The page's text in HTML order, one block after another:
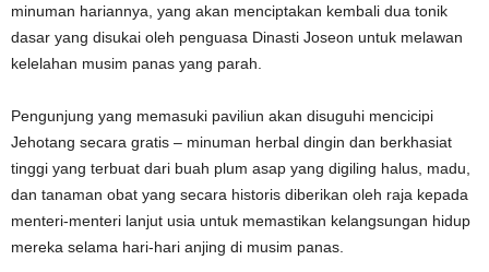
minuman hariannya, yang akan menciptakan kembali dua tonik
dasar yang disukai oleh penguasa Dinasti Joseon untuk melawan
kelelahan musim panas yang parah.
Pengunjung yang memasuki paviliun akan disuguhi mencicipi
Jehotang secara gratis – minuman herbal dingin dan berkhasiat
tinggi yang terbuat dari buah plum asap yang digiling halus, madu,
dan tanaman obat yang secara historis diberikan oleh raja kepada
menteri-menteri lanjut usia untuk memastikan kelangsungan hidup
mereka selama hari-hari anjing di musim panas.